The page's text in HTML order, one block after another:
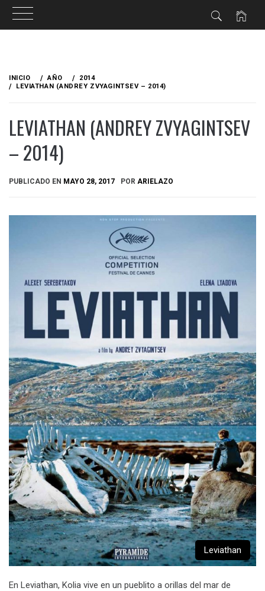
contenido
INICIO AÑO
2014
LEVIATHAN (ANDREY ZVYAGINTSEV – 2014)
LEVIATHAN (ANDREY ZVYAGINTSEV
– 2014)
PUBLICADO EN MAYO 28, 2017 POR ARIELAZO
Leviathan
En Leviathan, Kolia vive en un pueblito a orillas del mar de